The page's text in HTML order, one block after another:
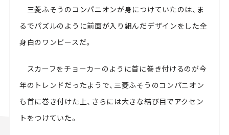
三菱ふそうのコンパニオンが身につけていたのは、ま
るでパズルのように前面が入り組んだデザインをした全
身白のワンピースだ。
スカーフをチョーカーのように首に巻き付けるのが今
年のトレンドだったようで、三菱ふそうのコンパニオン
も首に巻き付けた上、さらには大きな結び目でアクセン
トをつけていた。